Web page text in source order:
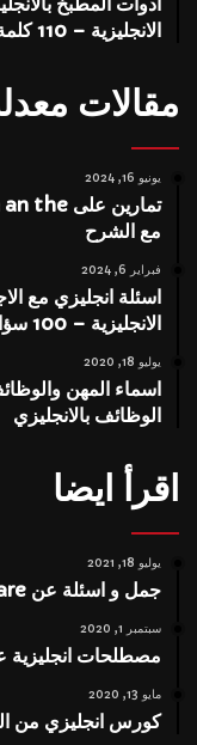
الانجليزية – 110 كلمة انجليزية
مقالات
يونيو 16, 2024
مع الشرح
فبراير 6, 2024
اسئلة انجليزي مع
الانجليزية – 100 سؤال و جواب
يوليو 18, 2020
الوظائف بالانجليزي
اقرأ ايضا
يوليو 18, 2021
جمل و اسئلة عن You are – جمل قصيرة باللغة الانجليزية
سبتمبر 1, 2020
مصطلحات انجليزية عامية – 30 كلمات
مايو 13, 2020
كورس انجليزي من